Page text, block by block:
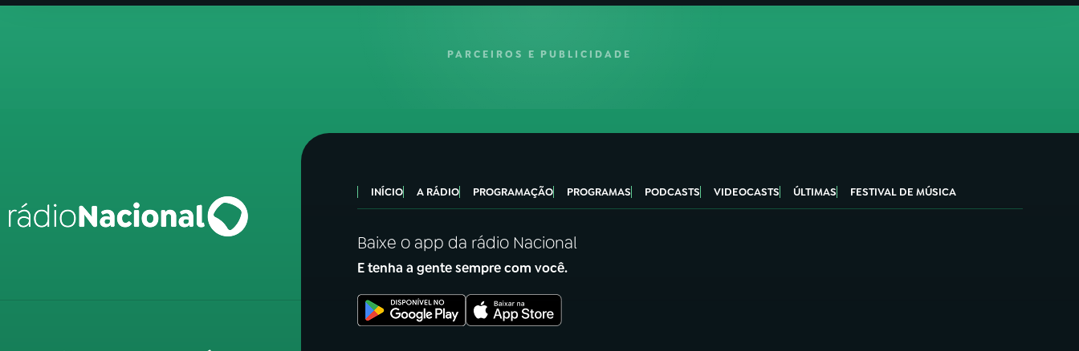
PARCEIROS E PUBLICIDADE
INÍCIO A RÁDIO PROGRAMAÇÃO PROGRAMAS PODCASTS VIDEOCASTS ÚLTIMAS FESTIVAL DE MÚSICA
Baixe o app da rádio Nacional
E tenha a gente sempre com você.